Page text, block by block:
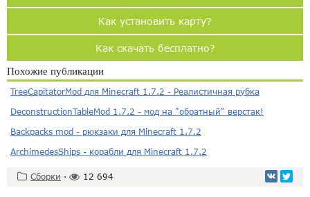
Как установить карту?
Как скачать бесплатно?
Похожие публикации
TreeCapitatorMod для Minecraft 1.7.2 - Реалистичная рубка
DeconstructionTableMod 1.7.2 - мод на "обратный" верстак!
Backpacks mod - рюкзаки для Minecraft 1.7.2
ArchimedesShips - корабли для Minecraft 1.7.2
Сборки · 12 694